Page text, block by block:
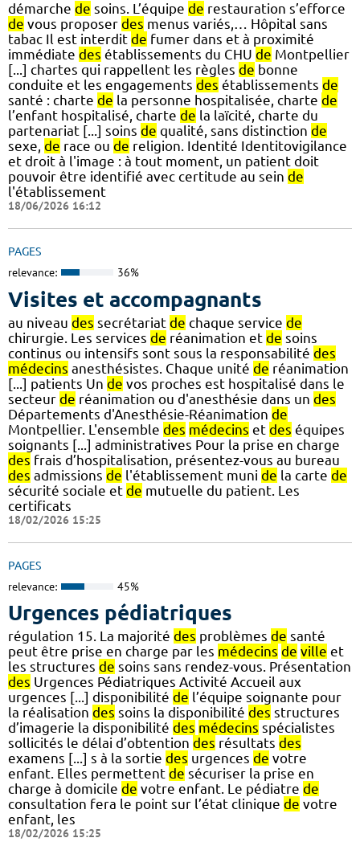
démarche de soins. L’équipe de restauration s’efforce
de vous proposer des menus variés,… Hôpital sans
tabac Il est interdit de fumer dans et à proximité
immédiate des établissements du CHU de Montpellier
[...] chartes qui rappellent les règles de bonne
conduite et les engagements des établissements de
santé : charte de la personne hospitalisée, charte de
l’enfant hospitalisé, charte de la laïcité, charte du
partenariat [...] soins de qualité, sans distinction de
sexe, de race ou de religion. Identité Identitovigilance
et droit à l'image : à tout moment, un patient doit
pouvoir être identifié avec certitude au sein de
l'établissement
18/06/2026 16:12
PAGES
relevance: 36%
Visites et accompagnants
au niveau des secrétariat de chaque service de
chirurgie. Les services de réanimation et de soins
continus ou intensifs sont sous la responsabilité des
médecins anesthésistes. Chaque unité de réanimation
[...] patients Un de vos proches est hospitalisé dans le
secteur de réanimation ou d'anesthésie dans un des
Départements d'Anesthésie-Réanimation de
Montpellier. L'ensemble des médecins et des équipes
soignants [...] administratives Pour la prise en charge
des frais d’hospitalisation, présentez-vous au bureau
des admissions de l'établissement muni de la carte de
sécurité sociale et de mutuelle du patient. Les
certificats
18/02/2026 15:25
PAGES
relevance: 45%
Urgences pédiatriques
régulation 15. La majorité des problèmes de santé
peut être prise en charge par les médecins de ville et
les structures de soins sans rendez-vous. Présentation
des Urgences Pédiatriques Activité Accueil aux
urgences [...] disponibilité de l’équipe soignante pour
la réalisation des soins la disponibilité des structures
d’imagerie la disponibilité des médecins spécialistes
sollicités le délai d’obtention des résultats des
examens [...] s à la sortie des urgences de votre
enfant. Elles permettent de sécuriser la prise en
charge à domicile de votre enfant. Le pédiatre de
consultation fera le point sur l’état clinique de votre
enfant, les
18/02/2026 15:25